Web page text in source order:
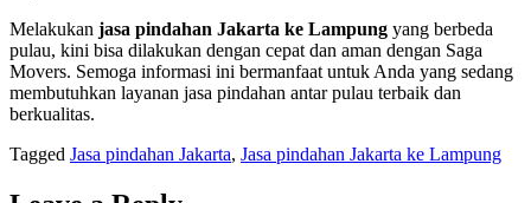
Melakukan jasa pindahan Jakarta ke Lampung yang berbeda
pulau, kini bisa dilakukan dengan cepat dan aman dengan Saga
Movers. Semoga informasi ini bermanfaat untuk Anda yang sedang
membutuhkan layanan jasa pindahan antar pulau terbaik dan
berkualitas.
Tagged Jasa pindahan Jakarta, Jasa pindahan Jakarta ke Lampung